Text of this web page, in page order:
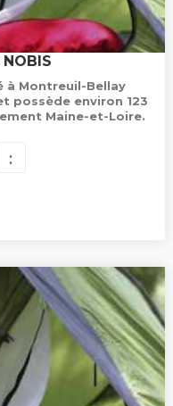
NOBIS
à Montreuil-Bellay
possède environ 123
Maine-et-Loire.